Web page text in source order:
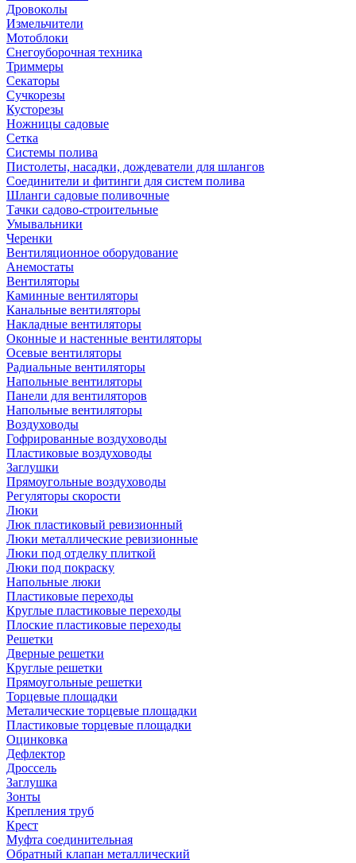
Дровоколы
Измельчители
Мотоблоки
Снегоуборочная техника
Триммеры
Секаторы
Сучкорезы
Кусторезы
Ножницы садовые
Сетка
Системы полива
Пистолеты, насадки, дождеватели для шлангов
Соединители и фитинги для систем полива
Шланги садовые поливочные
Тачки садово-строительные
Умывальники
Черенки
Вентиляционное оборудование
Анемостаты
Вентиляторы
Каминные вентиляторы
Канальные вентиляторы
Накладные вентиляторы
Оконные и настенные вентиляторы
Осевые вентиляторы
Радиальные вентиляторы
Напольные вентиляторы
Панели для вентиляторов
Напольные вентиляторы
Воздуховоды
Гофрированные воздуховоды
Пластиковые воздуховоды
Заглушки
Прямоугольные воздуховоды
Регуляторы скорости
Люки
Люк пластиковый ревизионный
Люки металлические ревизионные
Люки под отделку плиткой
Люки под покраску
Напольные люки
Пластиковые переходы
Круглые пластиковые переходы
Плоские пластиковые переходы
Решетки
Дверные решетки
Круглые решетки
Прямоугольные решетки
Торцевые площадки
Металические торцевые площадки
Пластиковые торцевые площадки
Оцинковка
Дефлектор
Дроссель
Заглушка
Зонты
Крепления труб
Крест
Муфта соединительная
Обратный клапан металлический